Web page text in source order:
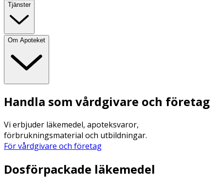
Tjänster
Om Apoteket
Handla som vårdgivare och företag
Vi erbjuder läkemedel, apoteksvaror,
förbrukningsmaterial och utbildningar.
För vårdgivare och företag
Dosförpackade läkemedel